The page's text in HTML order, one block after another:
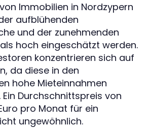
Immobilien in Nordzypern
aufblühenden
und der zunehmenden
hoch eingeschätzt werden.
konzentrieren sich auf
da diese in den
hohe Mieteinnahmen
Ein Durchschnittspreis von
pro Monat für ein
ungewöhnlich.